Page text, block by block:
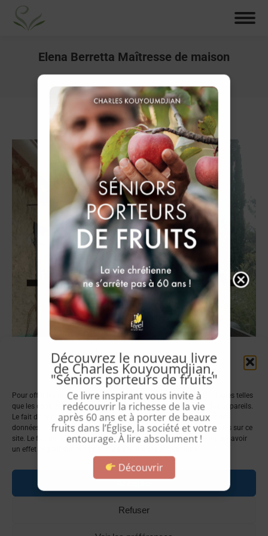
Gérer le consentement aux
cookies
Pour offrir les meilleures expériences, nous utilisons des technologies telles
que les cookies pour stocker et/ou accéder aux informations des appareils.
Le fait de consentir à ces technologies nous permettra de traiter des
données telles que le comportement de navigation ou les ID uniques sur ce
site. Le fait de ne pas consentir ou de retirer son consentement peut avoir
un effet négatif sur certaines caractéristiques et fonctions.
Refuser
Elena Berretta Maîtresse de maison
You are here:
Découvrez le nouveau livre
de Charles Kouyoumdjian,
"Séniors porteurs de fruits"
Ce livre inspirant vous invite à
redécouvrir la richesse de la vie
après 60 ans et à porter de beaux
fruits dans l’Église, la société et votre
entourage. À lire absolument !
Découvrir